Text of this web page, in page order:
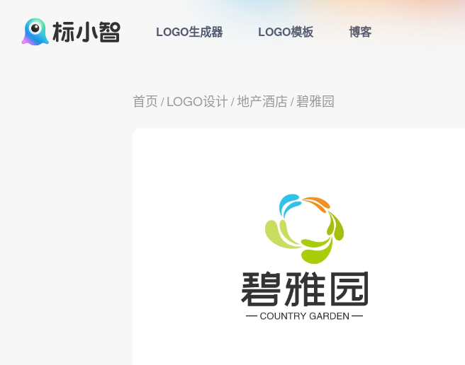
LOGO生成器 LOGO模板 博客
首页 / LOGO设计/ 地产酒店 / 碧雅园